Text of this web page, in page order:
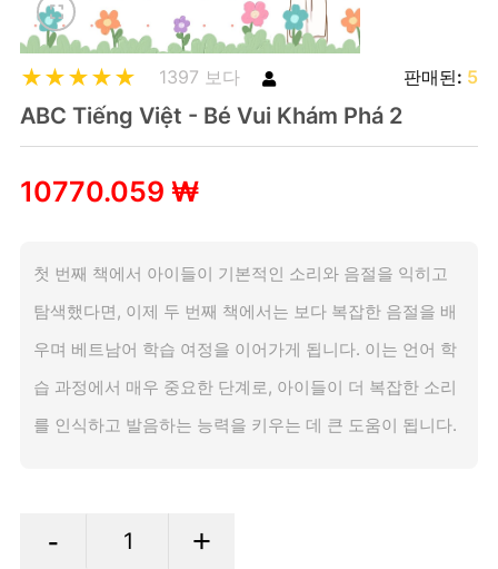
1397 보다 판매된: 5
ABC Tiếng Việt - Bé Vui Khám Phá 2
10770.059 ₩
첫 번째 책에서 아이들이 기본적인 소리와 음절을 익히고
탐색했다면, 이제 두 번째 책에서는 보다 복잡한 음절을 배
우며 베트남어 학습 여정을 이어가게 됩니다. 이는 언어 학
습 과정에서 매우 중요한 단계로, 아이들이 더 복잡한 소리
를 인식하고 발음하는 능력을 키우는 데 큰 도움이 됩니다.
- +